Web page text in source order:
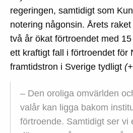
regeringen, samtidigt som
notering någonsin. Årets
två år ökat förtroendet med
ett kraftigt fall i förtroendet för
framtidstron i Sverige tydligt
– Den oroliga omvärlden
valår kan ligga bakom
förtroende. Samtidigt ser vi